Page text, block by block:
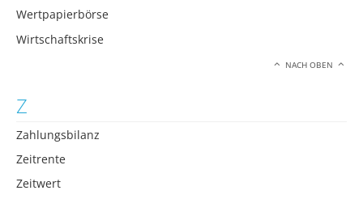
Wertpapierbörse
Wirtschaftskrise
NACH OBEN
Z
Zahlungsbilanz
Zeitrente
Zeitwert